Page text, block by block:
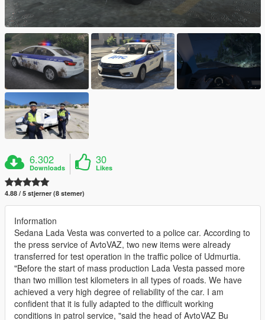
6.302
Downloads
30
Likes
4.88 / 5 stjerner (8 stemer)
Information
Sedana Lada Vesta was converted to a police car. According to
the press service of AvtoVAZ, two new items were already
transferred for test operation in the traffic police of Udmurtia.
"Before the start of mass production Lada Vesta passed more
than two million test kilometers in all types of roads. We have
achieved a very high degree of reliability of the car. I am
confident that it is fully adapted to the difficult working
conditions in patrol service, "said the head of AvtoVAZ Bu